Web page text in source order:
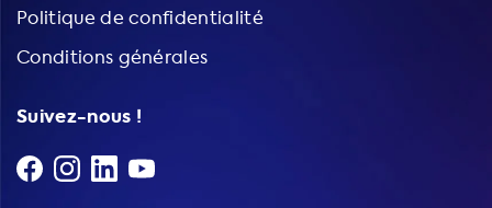
Politique de confidentialité
Conditions générales
Suivez-nous !